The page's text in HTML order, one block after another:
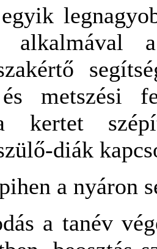
metszési
kertet
diák
a nyáron
a tanév